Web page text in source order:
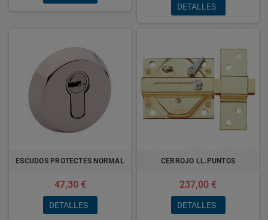
DETALLES
ESCUDOS PROTECTES NORMAL
47,30 €
DETALLES
CERROJO LL.PUNTOS
237,00 €
DETALLES